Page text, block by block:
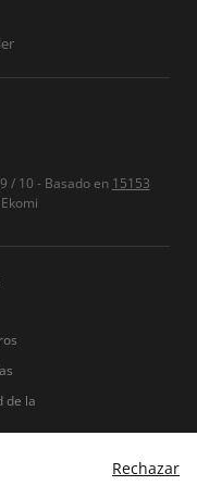
Rechazar
/ 10 - Basado en 15153
de la